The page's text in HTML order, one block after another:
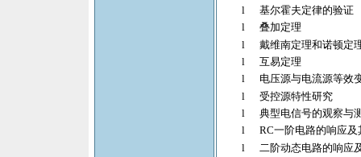
l
基尔霍夫定律的验证
l
叠加定理
l
戴维南定理和诺顿定
l
互易定理
l
电压源与电流源等效
l
受控源特性研究
l
典型电信号的观察与
l
RC一阶电路的响应及
l
二阶动态电路的响应